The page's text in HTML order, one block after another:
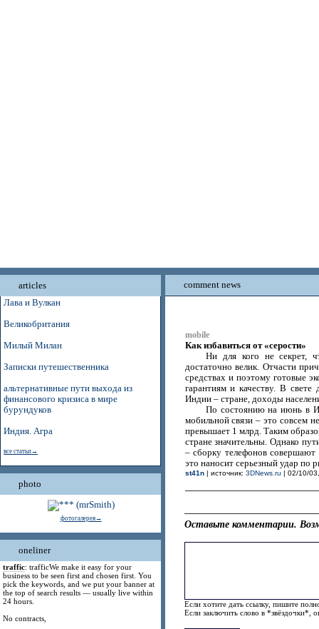
articles
Лава и Вулкан
Великобритания
Милый Милан
Записки путешественника
альтернативные пути выхода из
финансового кризиса в мире
бурундуков
Индия. Агра
все статьи→
photo
фотогалерея→
oneliner
traffic: trafficWe make it easy for your
business to be seen first and chosen first. You
pick the keywords, and we put your banner at
the top of search results — usually live within
24 hours.
No contracts,
comment news
mobile
Как избавиться от «серости»
Ни для кого не секрет,
достаточно велик. Отчасти
средствах и поэтому готовые
гарантиям и качеству. В
Индии – стране, доходы
По состоянию на июнь в
мобильной связи – это совсем
превышает 1 млрд. Таким
стране значительны. Однако
– сборку телефонов
это наносит серьезный удар по
st41n| источник: 3DNews.ru | 02/10/
Оставьте комментарии.
Если хотите дать ссылку, пишите
Если заключить слово в *звёздочки*,